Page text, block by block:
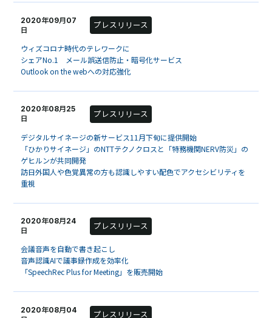
2020年09月07
日
プレスリリース
ウィズコロナ時代のテレワークに
シェアNo.1 メール誤送信防止・暗号化サービス
Outlook on the webへの対応強化
2020年08月25
日
プレスリリース
デジタルサイネージの新サービス11月下旬に提供開始
「ひかりサイネージ」のNTTテクノクロスと「特務機関NERV防災」の
ゲヒルンが共同開発
訪日外国人や色覚異常の方も認識しやすい配色でアクセシビリティを
重視
2020年08月24
日
プレスリリース
会議音声を自動で書き起こし
音声認識AIで議事録作成を効率化
「SpeechRec Plus for Meeting」を販売開始
2020年08月04
プレスリリース